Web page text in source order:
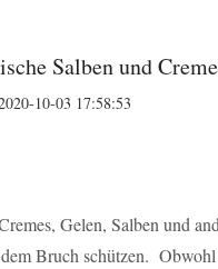
Salben und
10-03 17:58:53
Gelen, Salben und
Bruch schützen.